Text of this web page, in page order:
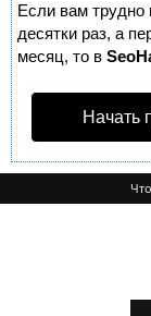
Если вам трудно
десятки раз, а
месяц, то в
Начать